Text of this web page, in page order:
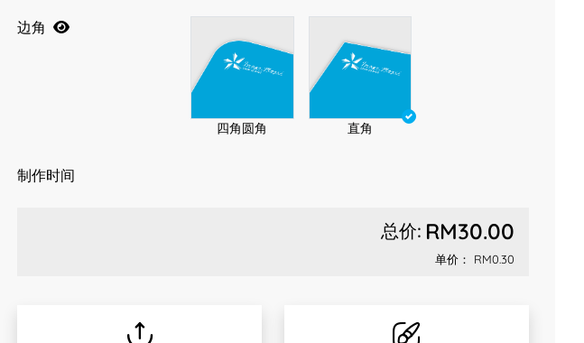
边角
四角圆角 直角
制作时间
总价: RM30.00
单价： RM0.30